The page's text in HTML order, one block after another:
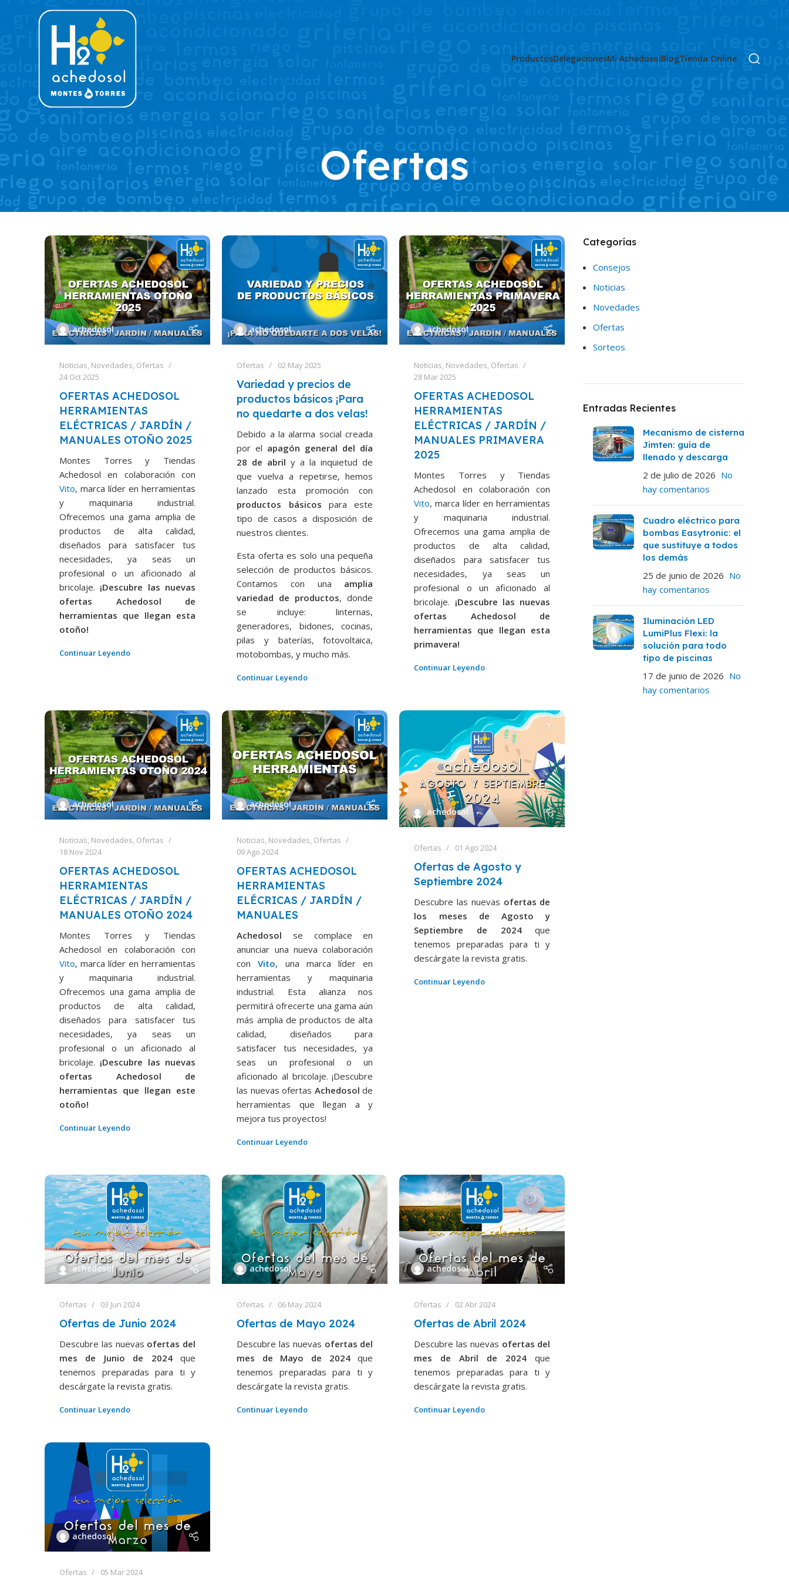
ProductosDelegacionesMi AchedosolBlogTienda Online
Ofertas
achedosol
Noticias, Novedades, Ofertas
24 Oct 2025
OFERTAS ACHEDOSOL
HERRAMIENTAS
ELÉCTRICAS / JARDÍN /
MANUALES OTOÑO 2025
Montes Torres y Tiendas
Achedosol en colaboración con
Vito, marca líder en herramientas
y maquinaria industrial.
Ofrecemos una gama amplia de
productos de alta calidad,
diseñados para satisfacer tus
necesidades, ya seas un
profesional o un aficionado al
bricolaje. ¡Descubre las nuevas
ofertas Achedosol de
herramientas que llegan esta
otoño!
Continuar Leyendo
achedosol
Ofertas 02 May 2025
Variedad y precios de
productos básicos ¡Para
no quedarte a dos velas!
Debido a la alarma social creada
por el apagón general del día
28 de abril y a la inquietud de
que vuelva a repetirse, hemos
lanzado esta promoción con
productos básicos para este
tipo de casos a disposición de
nuestros clientes.
Esta oferta es solo una pequeña
selección de productos básicos.
Contamos con una amplia
variedad de productos, donde
se incluye: linternas,
generadores, bidones, cocinas,
pilas y baterías, fotovoltaica,
motobombas, y mucho más.
Continuar Leyendo
achedosol
Noticias, Novedades, Ofertas
28 Mar 2025
OFERTAS ACHEDOSOL
HERRAMIENTAS
ELÉCTRICAS / JARDÍN /
MANUALES PRIMAVERA
2025
Montes Torres y Tiendas
Achedosol en colaboración con
Vito, marca líder en herramientas
y maquinaria industrial.
Ofrecemos una gama amplia de
productos de alta calidad,
diseñados para satisfacer tus
necesidades, ya seas un
profesional o un aficionado al
bricolaje. ¡Descubre las nuevas
ofertas Achedosol de
herramientas que llegan esta
primavera!
Continuar Leyendo
achedosol
Noticias, Novedades, Ofertas
18 Nov 2024
OFERTAS ACHEDOSOL
HERRAMIENTAS
ELÉCTRICAS / JARDÍN /
MANUALES OTOÑO 2024
Montes Torres y Tiendas
Achedosol en colaboración con
Vito, marca líder en herramientas
y maquinaria industrial.
Ofrecemos una gama amplia de
productos de alta calidad,
diseñados para satisfacer tus
necesidades, ya seas un
profesional o un aficionado al
bricolaje. ¡Descubre las nuevas
ofertas Achedosol de
herramientas que llegan este
otoño!
Continuar Leyendo
achedosol
Noticias, Novedades, Ofertas
09 Ago 2024
OFERTAS ACHEDOSOL
HERRAMIENTAS
ELÉCRICAS / JARDÍN /
MANUALES
Achedosol se complace en
anunciar una nueva colaboración
conVito, una marca líder en
herramientas y maquinaria
industrial. Esta alianza nos
permitirá ofrecerte una gama aún
más amplia de productos de alta
calidad, diseñados para
satisfacer tus necesidades, ya
seas un profesional o un
aficionado al bricolaje. ¡Descubre
las nuevas ofertas Achedosolde
herramientas que llegan a y
mejora tus proyectos!
Continuar Leyendo
achedosol
Ofertas 01 Ago 2024
Ofertas de Agosto y
Septiembre 2024
Descubre las nuevas ofertas de
los meses de Agosto y
Septiembre de 2024que
tenemos preparadas para ti y
descárgate la revista gratis.
Continuar Leyendo
achedosol
Ofertas 03 Jun 2024
Ofertas de Junio 2024
Descubre las nuevas ofertas del
mes de Junio de 2024que
tenemos preparadas para ti y
descárgate la revista gratis.
Continuar Leyendo
achedosol
Ofertas 06 May 2024
Ofertas de Mayo 2024
Descubre las nuevas ofertas del
mes de Mayo de 2024que
tenemos preparadas para ti y
descárgate la revista gratis.
Continuar Leyendo
achedosol
Ofertas 02 Abr 2024
Ofertas de Abril 2024
Descubre las nuevas ofertas del
mes de Abril de 2024que
tenemos preparadas para ti y
descárgate la revista gratis.
Continuar Leyendo
achedosol
Ofertas 05 Mar 2024
Categorías
Consejos
Noticias
Novedades
Ofertas
Sorteos
Entradas Recientes
Mecanismo de cisterna
Jimten: guía de
llenado y descarga
2 de julio de 2026 No
hay comentarios
Cuadro eléctrico para
bombas Easytronic: el
que sustituye a todos
los demás
25 de junio de 2026 No
hay comentarios
Iluminación LED
LumiPlus Flexi: la
solución para todo
tipo de piscinas
17 de junio de 2026 No
hay comentarios